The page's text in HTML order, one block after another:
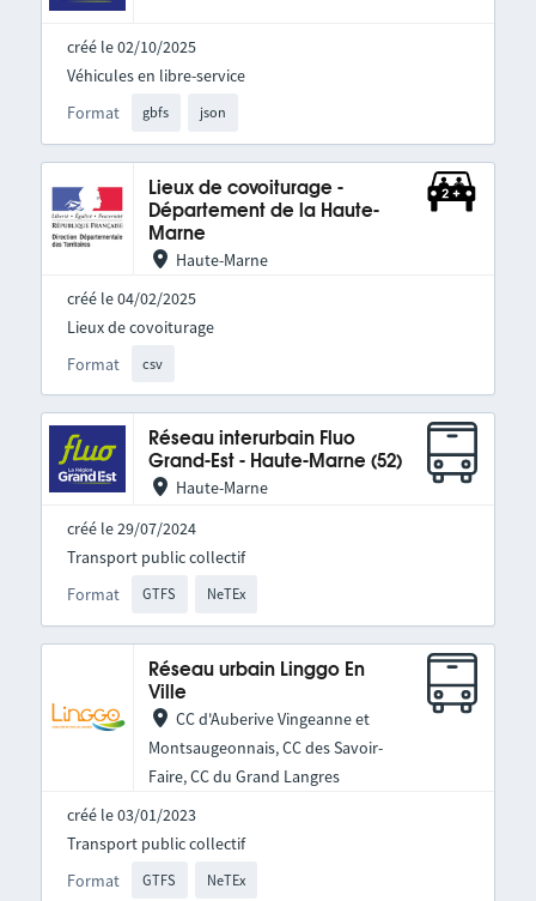
créé le 02/10/2025
Format gbfs json
Véhicules en libre-service
Lieux de covoiturage -
Département de la Haute-
Marne
Haute-Marne
créé le 04/02/2025
Format csv
Lieux de covoiturage
Réseau interurbain Fluo
Grand-Est - Haute-Marne (52)
Haute-Marne
créé le 29/07/2024
Format GTFS NeTEx
Transport public collectif
Réseau urbain Linggo En
Ville
CC d'Auberive Vingeanne et
Montsaugeonnais, CC des Savoir-
Faire, CC du Grand Langres
créé le 03/01/2023
Format GTFS NeTEx
Transport public collectif